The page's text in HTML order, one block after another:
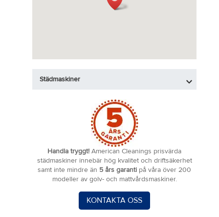
Städmaskiner
Handla tryggt! American Cleanings prisvärda
städmaskiner innebär hög kvalitet och driftsäkerhet
samt inte mindre än 5 års garanti på våra över 200
modeller av golv- och mattvårdsmaskiner.
KONTAKTA OSS